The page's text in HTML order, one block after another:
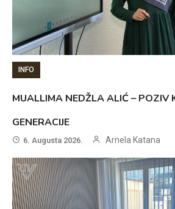
INFO
MUALLIMA NEDŽLA ALIĆ – POZIV
GENERACIJE
6. Augusta 2026. Arnela Katana